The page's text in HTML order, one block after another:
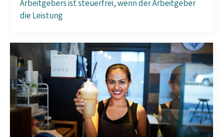
Arbeitgebers ist steuerfrei, wenn der Arbeitgeber
die Leistung